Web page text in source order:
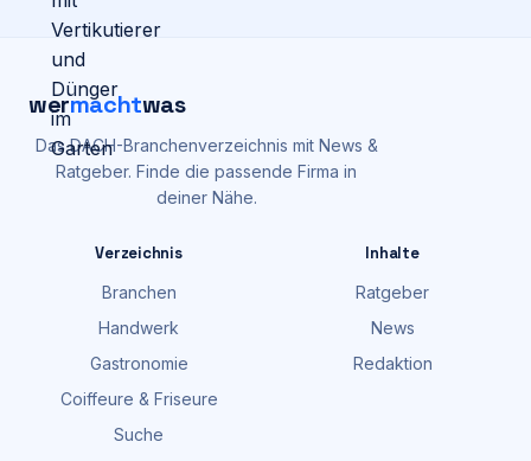
wermachtwas
Das DACH-Branchenverzeichnis mit News &
Ratgeber. Finde die passende Firma in
deiner Nähe.
Verzeichnis
Branchen
Handwerk
Gastronomie
Coiffeure & Friseure
Suche
Inhalte
Ratgeber
News
Redaktion